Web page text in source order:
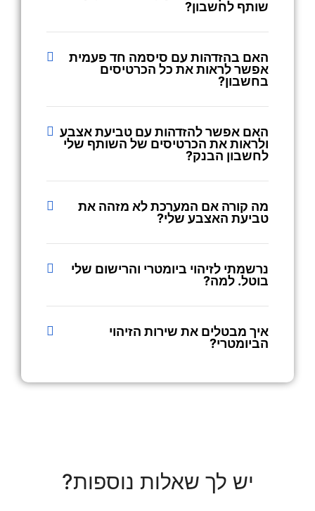
שותף לחשבון?
האם בהזדהות עם סיסמה חד פעמית
אפשר לראות את כל הכרטיסים
בחשבון?
האם אפשר להזדהות עם טביעת אצבע
ולראות את הכרטיסים של השותף שלי
לחשבון הבנק?
מה קורה אם המערכת לא מזהה את
טביעת האצבע שלי?
נרשמתי לזיהוי ביומטרי והרישום שלי
בוטל. למה?
איך מבטלים את שירות הזיהוי
הביומטרי?
יש לך שאלות נוספות?